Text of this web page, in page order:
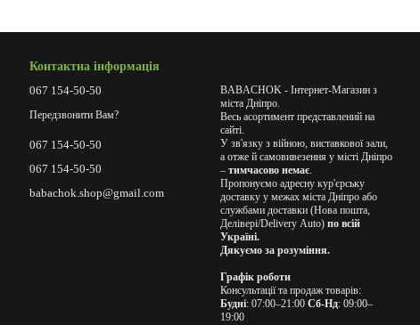
Контактна інформація
067 154-50-50
Передзвонити Вам?
067 154-50-50
067 154-50-50
babachok.shop@gmail.com
BABACHOK - Інтернет-Магазин з
міста Дніпро.
Весь асортимент представлений на
сайті.
У зв'язку з війною, виставкової зали,
а отже й самовивезення у місті Дніпро
– тимчасово немає.
Пропонуємо адресну кур'єрську
доставку у межах міста Дніпро або
службами доставки (Нова пошта,
Делівері/Delivery Auto) по всій
Україні.
Дякуємо за розуміння.
Графік роботи
Консультації та продаж товарів:
Будні: 07:00–21:00 Сб-Нд: 09:00–
19:00